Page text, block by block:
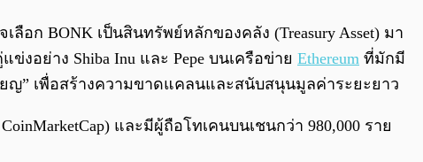
ก BONK เป็นสินทรัพย์หลักของคลัง (Treasury Asset) มา
งอย่าง Shiba Inu และ Pepe บนเครือข่าย Ethereum ที่มักมี
ญ” เพื่อสร้างความขาดแคลนและสนับสนุนมูลค่าระยะยาว
และมีผู้ถือโทเคนบนเชนกว่า 980,000 ราย